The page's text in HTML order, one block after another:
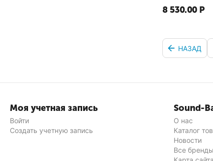
8 530.00 Р
НАЗАД
Моя учетная запись
Войти
Создать учетную запись
Sound-
О нас
Каталог
Новости
Все бренды